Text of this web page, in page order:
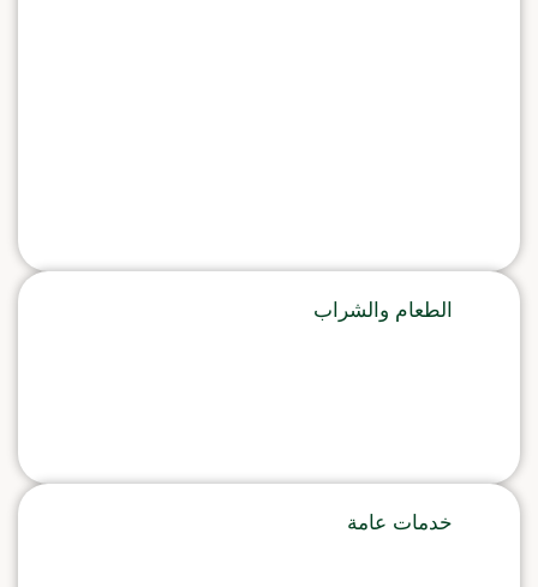
الطعام والشراب
خدمات عامة